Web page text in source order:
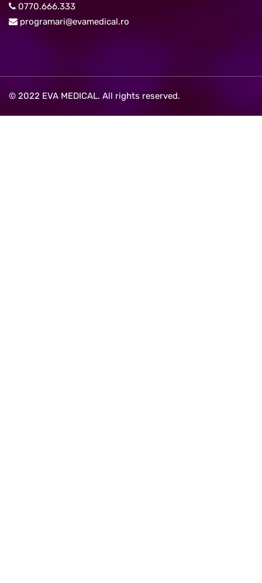
0770.666.333
programari@evamedical.ro
© 2022 EVA MEDICAL. All rights reserved.